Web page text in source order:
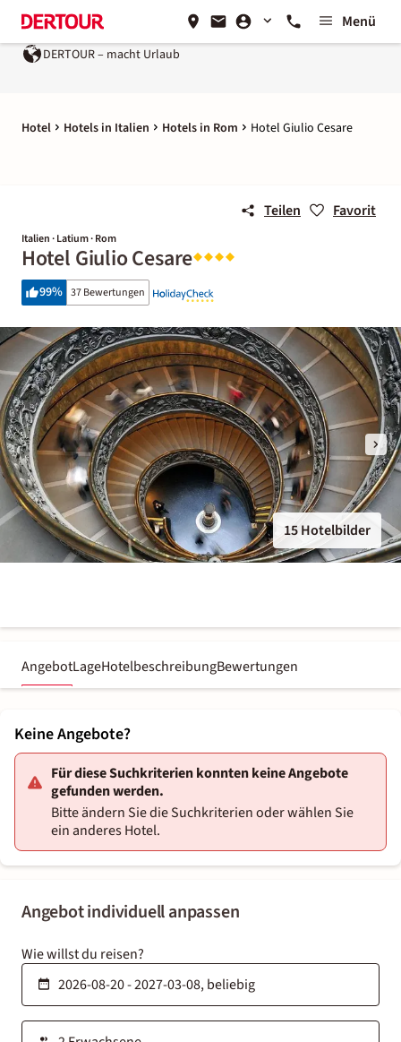
Menü
DERTOUR – macht Urlaub
Hotel Hotels in Italien Hotels in Rom Hotel Giulio Cesare
Teilen Favorit
Italien · Latium · Rom
Hotel Giulio Cesare
99% 37 Bewertungen
15 Hotelbilder
AngebotLageHotelbeschreibungBewertungen
Angebot individuell anpassen
Wie willst du reisen?
Keine Angebote?
Für diese Suchkriterien konnten keine Angebote
gefunden werden.
Bitte ändern Sie die Suchkriterien oder wählen Sie
ein anderes Hotel.